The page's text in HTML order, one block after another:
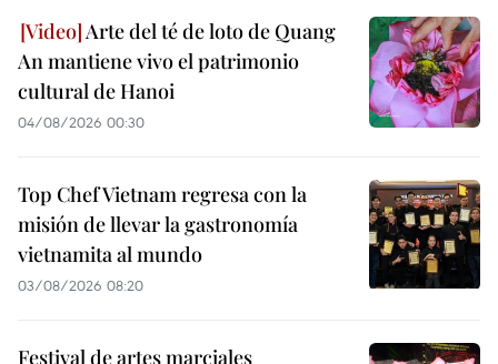
Arte del té de loto de Quang
An mantiene vivo el patrimonio
cultural de Hanoi
04/08/2026 00:30
Top Chef Vietnam regresa con la
misión de llevar la gastronomía
vietnamita al mundo
03/08/2026 08:20
Festival de artes marciales